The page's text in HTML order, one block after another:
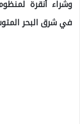
في شرق البحر